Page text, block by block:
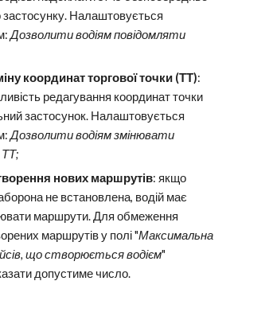
застосунку. Налаштовується
Дозволити водіям повідомляти
координат торгової точки (ТТ):
редагування координат точки
застосунок. Налаштовується
Дозволити водіям змінювати
нових маршрутів: якщо
не встановлена, водій має
маршрути. Для обмеження
маршрутів у полі "Максимальна
що створюється водієм"
допустиме число.